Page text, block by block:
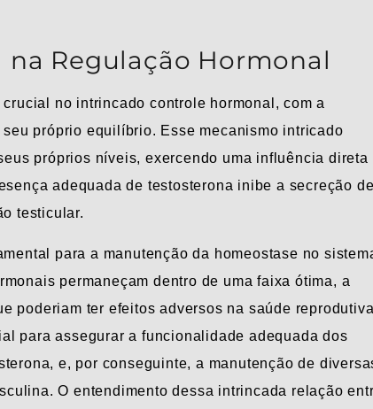
Regulação Hormonal
no intrincado controle hormonal, com a
próprio equilíbrio. Esse mecanismo intricado
próprios níveis, exercendo uma influência direta
adequada de testosterona inibe a secreção
testicular.
para a manutenção da homeostase no
permaneçam dentro de uma faixa ótima, a
poderiam ter efeitos adversos na saúde
para assegurar a funcionalidade adequada dos
e, por conseguinte, a manutenção de
O entendimento dessa intrincada relação